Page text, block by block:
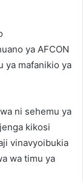
ya AFCON
ya mafanikio ya
ni sehemu ya
kikosi
vinavyoibukia
wa timu ya